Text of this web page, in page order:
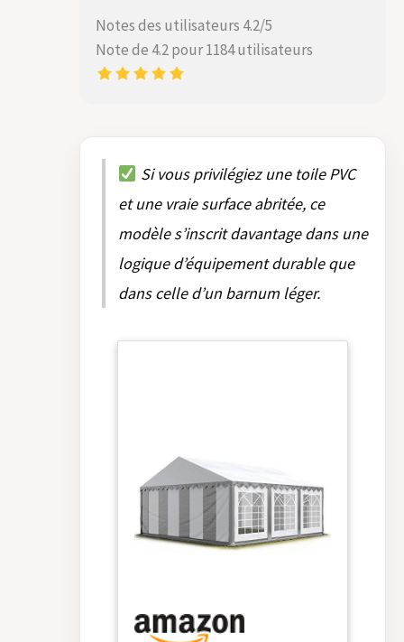
Notes des utilisateurs 4.2/5
Note de 4.2 pour 1184 utilisateurs
Si vous privilégiez une toile PVC
et une vraie surface abritée, ce
modèle s’inscrit davantage dans une
logique d’équipement durable que
dans celle d’un barnum léger.